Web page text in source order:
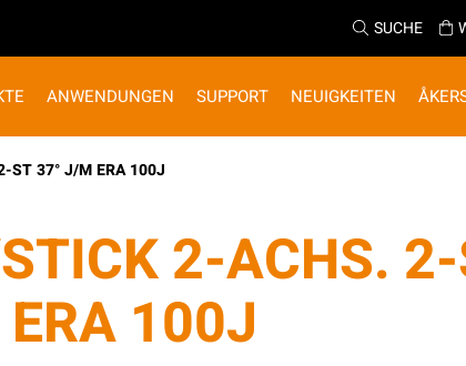
SUCHE
ANWENDUNGEN SUPPORT NEUIGKEITEN
ST 37° J/M ERA 100J
2-ACHS.
100J